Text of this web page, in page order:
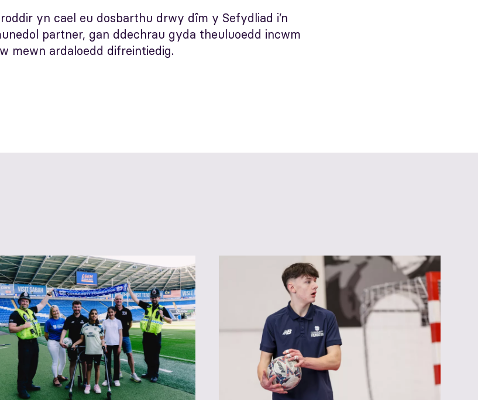
yn cael eu dosbarthu drwy dîm y Sefydliad i’n
partner, gan ddechrau gyda theuluoedd incwm
mewn ardaloedd difreintiedig.